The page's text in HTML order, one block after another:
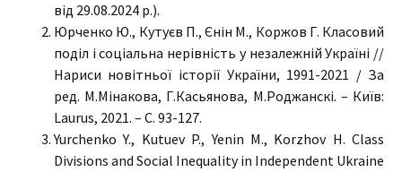
від 29.08.2024 р.).
Юрченко Ю., Кутуєв П., Єнін М., Коржов Г. Класовий
поділ і соціальна нерівність у незалежній Україні //
Нариси новітньої історії України, 1991-2021 / За
ред. М.Мінакова, Г.Касьянова, М.Роджанскі. – Київ:
Laurus, 2021. – С. 93-127.
Yurchenko Y., Kutuev P., Yenin M., Korzhov H. Class
Divisions and Social Inequality in Independent Ukraine